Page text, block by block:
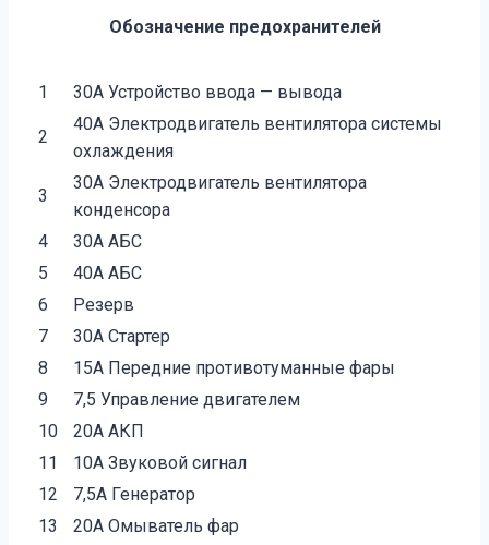
Обозначение предохранителей
1 30А Устройство ввода — вывода
2
40А Электродвигатель вентилятора системы
охлаждения
3
30А Электродвигатель вентилятора
конденсора
4
30А АБС
5
40А АБС
6
Резерв
7
30А Стартер
8
15А Передние противотуманные фары
9
7,5 Управление двигателем
10
20А АКП
11
10А Звуковой сигнал
12
7,5А Генератор
13
20А Омыватель фар